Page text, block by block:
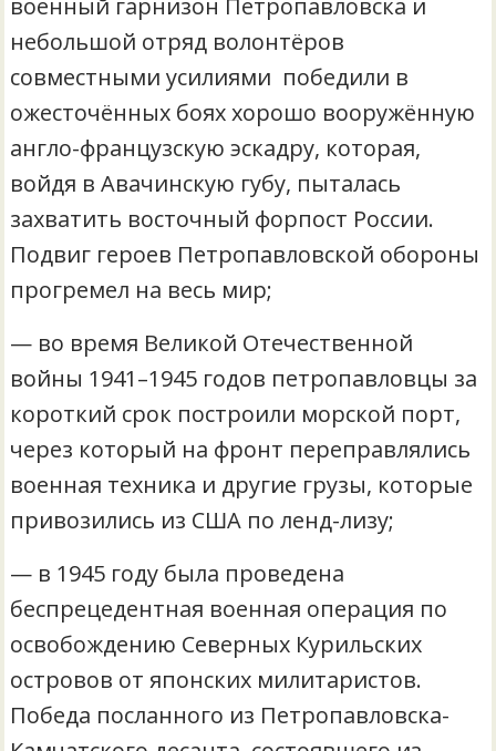
военный гарнизон Петропавловска и
небольшой отряд волонтёров
совместными усилиями победили в
ожесточённых боях хорошо вооружённую
англо-французскую эскадру, которая,
войдя в Авачинскую губу, пыталась
захватить восточный форпост России.
Подвиг героев Петропавловской обороны
прогремел на весь мир;
— во время Великой Отечественной
войны 1941–1945 годов петропавловцы за
короткий срок построили морской порт,
через который на фронт переправлялись
военная техника и другие грузы, которые
привозились из США по ленд-лизу;
— в 1945 году была проведена
беспрецедентная военная операция по
освобождению Северных Курильских
островов от японских милитаристов.
Победа посланного из Петропавловска-